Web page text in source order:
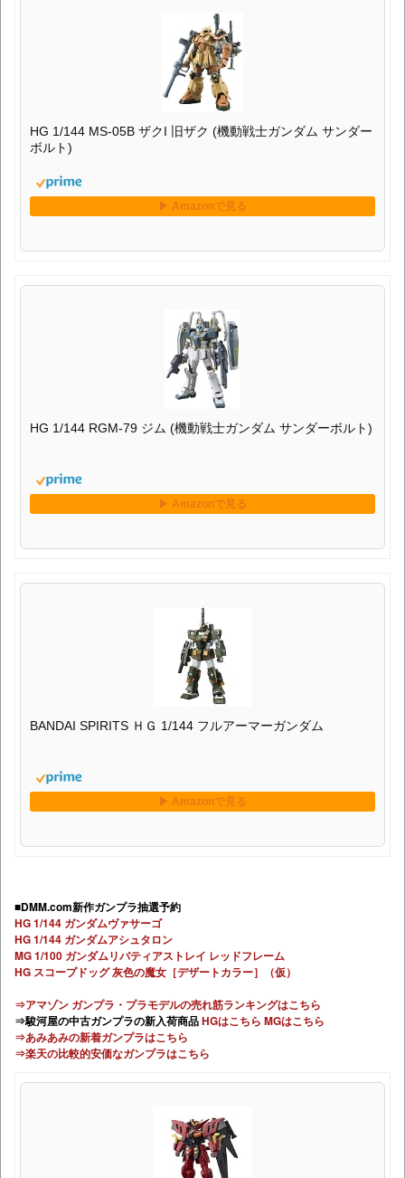
HG 1/144 MS-05B ザクI 旧ザク (機動戦士ガンダム サンダー
ボルト)
HG 1/144 RGM-79 ジム (機動戦士ガンダム サンダーボルト)
BANDAI SPIRITS ＨＧ 1/144 フルアーマーガンダム
■DMM.com新作ガンプラ抽選予約
HG 1/144 ガンダムヴァサーゴ
HG 1/144 ガンダムアシュタロン
MG 1/100 ガンダムリバティアストレイ レッドフレーム
HG スコープドッグ 灰色の魔女［デザートカラー］（仮）
⇒アマゾン ガンプラ・プラモデルの売れ筋ランキングはこちら
⇒駿河屋の中古ガンプラの新入荷商品HGはこちら MGはこちら
⇒あみあみの新着ガンプラはこちら
⇒楽天の比較的安価なガンプラはこちら